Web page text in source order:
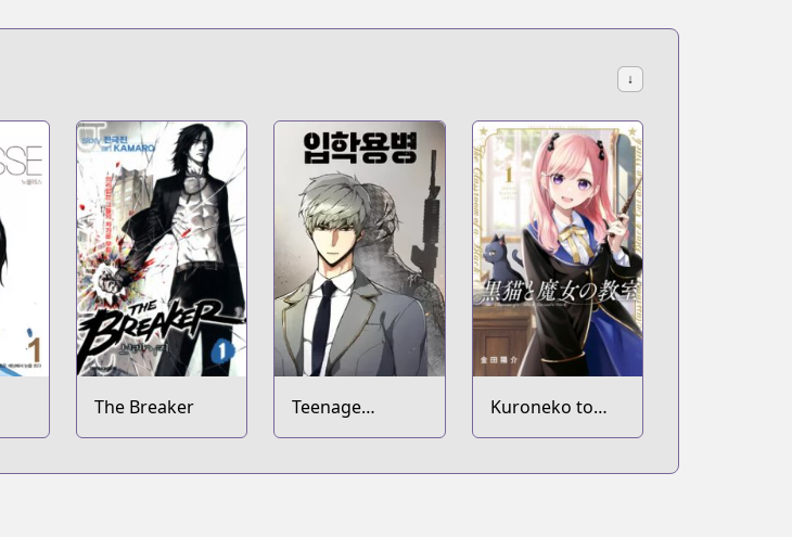
↓
The Breaker
Teenage
Mercenary
Kuroneko to
Majo no